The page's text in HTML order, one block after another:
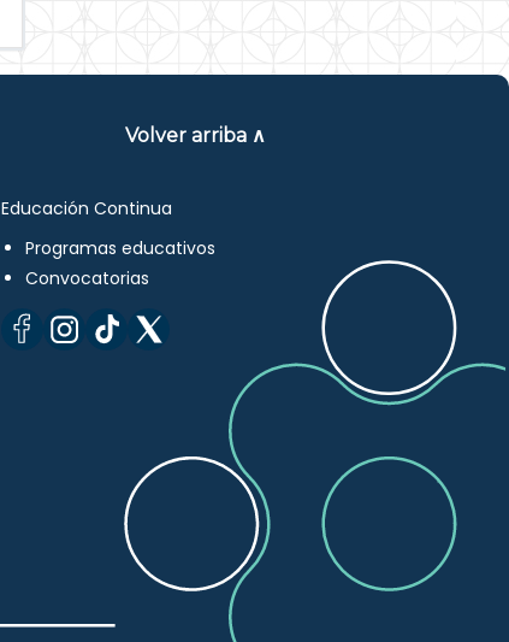
Volver arriba ∧
Educación Continua
Programas educativos
Convocatorias